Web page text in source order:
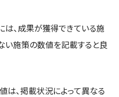
、成果が獲得できている施
い施策の数値を記載すると良
は、掲載状況によって異なる